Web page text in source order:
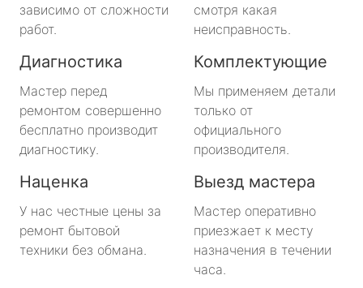
зависимо от сложности
работ.
смотря какая
неисправность.
Диагностика
Мастер перед
ремонтом совершенно
бесплатно производит
диагностику.
Комплектующие
Мы применяем детали
только от
официального
производителя.
Наценка
У нас честные цены за
ремонт бытовой
техники без обмана.
Выезд мастера
Мастер оперативно
приезжает к месту
назначения в течении
часа.